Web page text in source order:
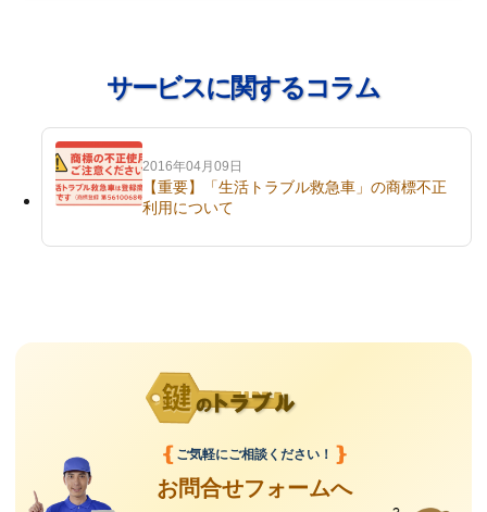
サービスに関するコラム
2016年04月09日
【重要】「生活トラブル救急車」の商標不正
利用について
❴ ご気軽にご相談ください！ ❵
お問合せフォームへ